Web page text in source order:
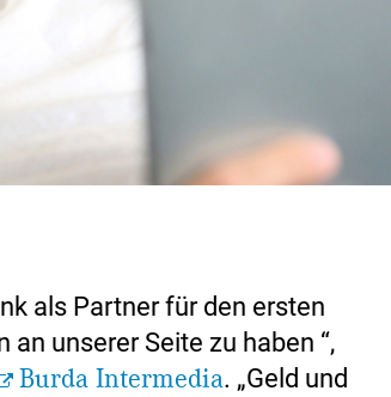
als Partner für den ersten
unserer Seite zu haben “,
Burda Intermedia. „Geld und